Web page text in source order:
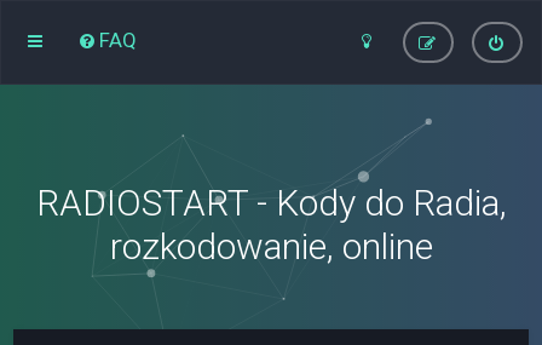
FAQ
RADIOSTART - Kody do Radia,
rozkodowanie, online